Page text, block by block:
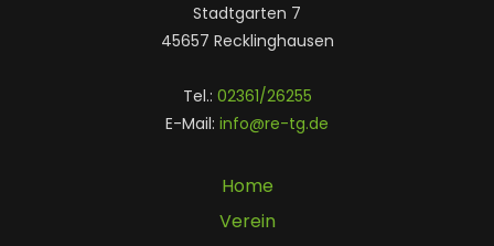
Stadtgarten 7
45657 Recklinghausen
Tel.: 02361/26255
E-Mail: info@re-tg.de
Home
Verein